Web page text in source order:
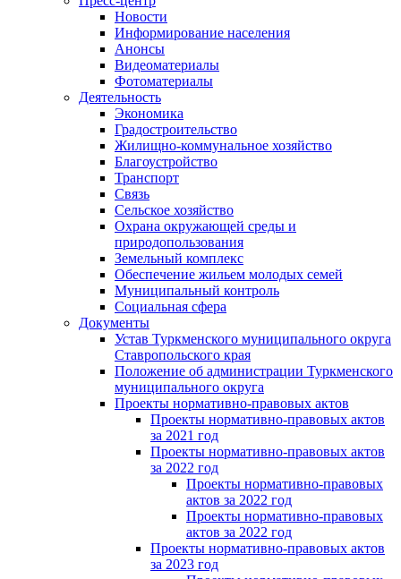
Новости
Информирование населения
Анонсы
Видеоматериалы
Фотоматериалы
Деятельность
Экономика
Градостроительство
Жилищно-коммунальное хозяйство
Благоустройство
Транспорт
Связь
Сельское хозяйство
Охрана окружающей среды и
природопользования
Земельный комплекс
Обеспечение жильем молодых семей
Муниципальный контроль
Социальная сфера
Документы
Устав Туркменского муниципального округа
Ставропольского края
Положение об администрации Туркменского
муниципального округа
Проекты нормативно-правовых актов
Проекты нормативно-правовых актов
за 2021 год
Проекты нормативно-правовых актов
за 2022 год
Проекты нормативно-правовых
актов за 2022 год
Проекты нормативно-правовых
актов за 2022 год
Проекты нормативно-правовых актов
за 2023 год